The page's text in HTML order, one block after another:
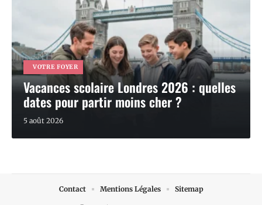
VOTRE FOYER
Vacances scolaire Londres 2026 : quelles
dates pour partir moins cher ?
5 août 2026
Contact Mentions Légales Sitemap